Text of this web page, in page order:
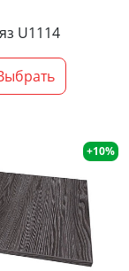
U1114
+10%